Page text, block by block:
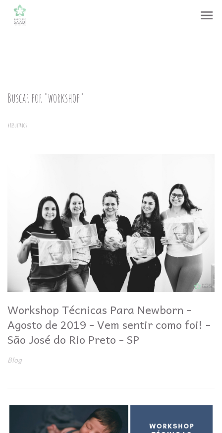
menu
Buscar por "workshop"
4 Resultados
Workshop Técnicas Para Newborn -
Agosto de 2019 - Vem sentir como foi! -
São José do Rio Preto - SP
Blog